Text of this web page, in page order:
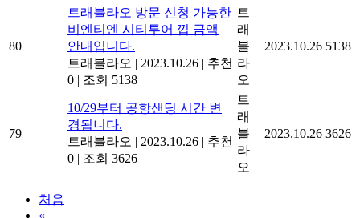
80
트래블라오 방문 신청 가능한
비엔티엔 시티투어 낍 금액
안내입니다.
트래블라오 | 2023.10.26 | 추천
0 | 조회 5138
트
래
블
라
오
2023.10.26 5138
79
10/29부터 공항샌딩 시간 변
경됩니다.
트래블라오 | 2023.10.26 | 추천
0 | 조회 3626
트
래
블
라
오
2023.10.26 3626
처음
«